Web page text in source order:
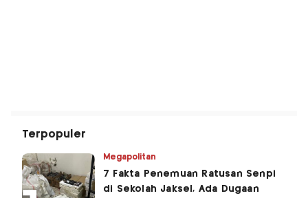
Terpopuler
Megapolitan
7 Fakta Penemuan Ratusan Senpi
di Sekolah Jaksel, Ada Dugaan